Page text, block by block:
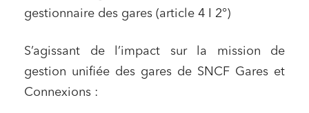
gestionnaire des gares (article 4 I 2°)
S’agissant de l’impact sur la mission de
gestion unifiée des gares de SNCF Gares et
Connexions :